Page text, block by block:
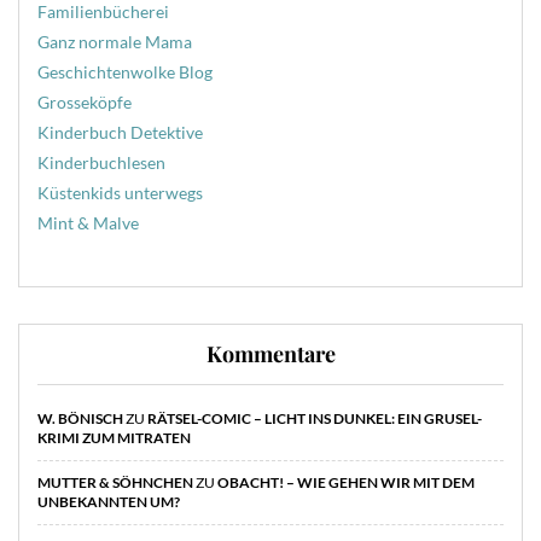
Familienbücherei
Ganz normale Mama
Geschichtenwolke Blog
Grosseköpfe
Kinderbuch Detektive
Kinderbuchlesen
Küstenkids unterwegs
Mint & Malve
Kommentare
W. BÖNISCHZU RÄTSEL-COMIC – LICHT INS DUNKEL: EIN GRUSEL-
KRIMI ZUM MITRATEN
MUTTER & SÖHNCHENZU OBACHT! – WIE GEHEN WIR MIT DEM
UNBEKANNTEN UM?